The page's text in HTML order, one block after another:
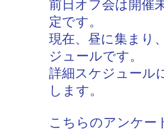
前日オフ会は開催
定です。
現在、昼に集まり
ジュールです。
詳細スケジュール
します。
こちらのアンケー